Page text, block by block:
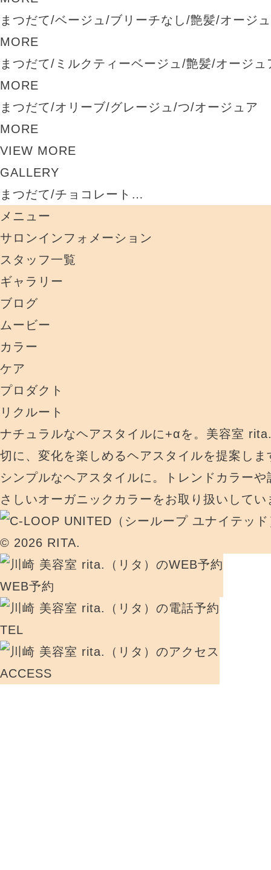
まつだて/ベージュ/ブリーチなし/艶髪/オージ
MORE
まつだて/ミルクティーベージュ/艶髪/オージュ
MORE
まつだて/オリーブ/グレージュ/つ/オージュア
MORE
VIEW MORE
GALLERY
まつだて/チョコレート…
メニュー
サロンインフォメーション
スタッフ一覧
ギャラリー
ブログ
ムービー
カラー
ケア
プロダクト
リクルート
ナチュラルなヘアスタイルに+αを。美容室
切に、変化を楽しめるヘアスタイルを提案し
シンプルなヘアスタイルに。トレンドカラー
さしいオーガニックカラーをお取り扱いしてい
© 2026 RITA.
WEB予約
TEL
ACCESS